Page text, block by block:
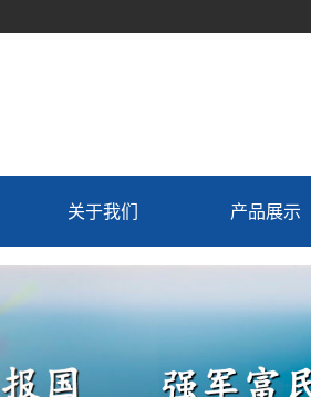
关于我们
联系我们
产品展示
制冷机组
冷藏车置换